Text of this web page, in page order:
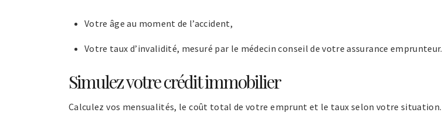
Votre âge au moment de l’accident,
Votre taux d’invalidité, mesuré par le médecin conseil de votre assurance emprunteur.
Simulez votre crédit immobilier
Calculez vos mensualités, le coût total de votre emprunt et le taux selon votre situation.